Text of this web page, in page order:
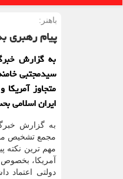
باهنر:
پیام رهبری
به گزارش
سیدمجتبی
متجاوز
ایران اسلامی
به گزارش
مجمع تشخیص
مهم ترین نکته
آمریکا،
دولتی اعتماد